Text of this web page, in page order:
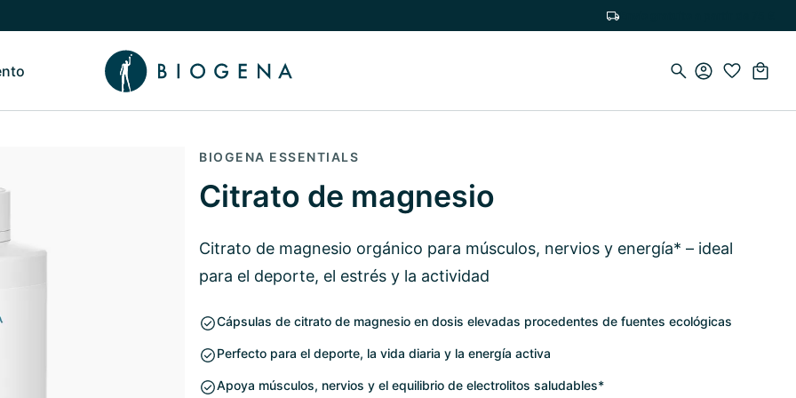
NosotrosAlternar submenú de Conocimiento
BIOGENA ESSENTIALS
Citrato de magnesio
Citrato de magnesio orgánico para músculos, nervios y energía* – ideal
para el deporte, el estrés y la actividad
Cápsulas de citrato de magnesio en dosis elevadas procedentes de fuentes ecológicas
Perfecto para el deporte, la vida diaria y la energía activa
Apoya músculos, nervios y el equilibrio de electrolitos saludables*